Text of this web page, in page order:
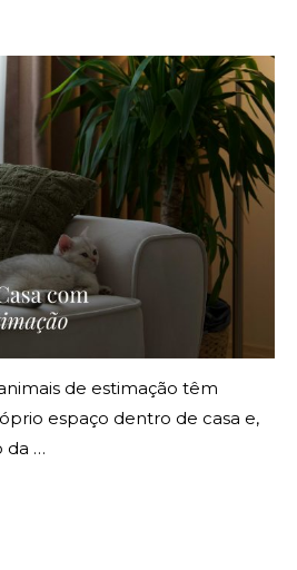
de estimação têm
espaço dentro de casa e,
da …